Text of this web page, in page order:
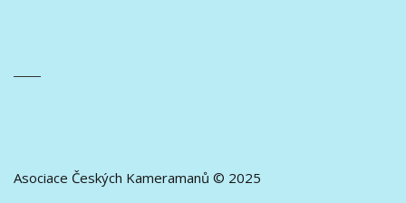
Asociace Českých Kameramanů © 2025